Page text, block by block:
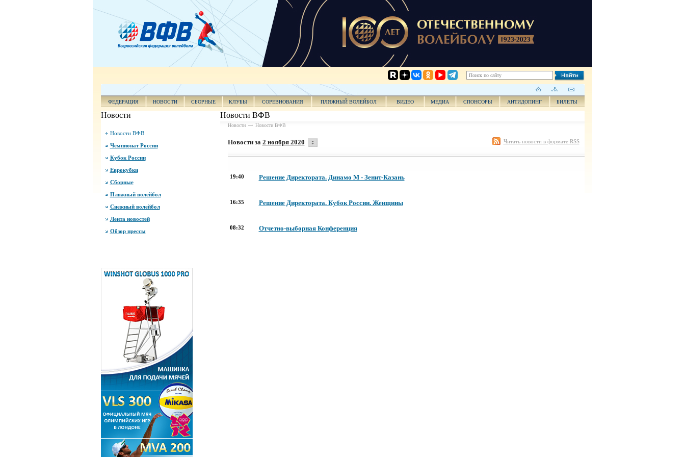
ФЕДЕРАЦИЯ НОВОСТИ СБОРНЫЕ КЛУБЫ СОРЕВНОВАНИЯ ПЛЯЖНЫЙ ВОЛЕЙБОЛ ВИДЕО МЕДИА СПОНСОРЫ АНТИДОПИНГ БИЛЕТЫ
Новости
Новости ВФВ
Чемпионат России
Кубок России
Еврокубки
Сборные
Пляжный волейбол
Снежный волейбол
Лента новостей
Обзор прессы
Новости ВФВ
Новости Новости ВФВ
Новости за 2 ноября 2020 Читать новости в формате RSS
19:40 Решение Директората. Динамо М - Зенит-Казань
16:35 Решение Директората. Кубок России. Женщины
08:32 Отчетно-выборная Конференция